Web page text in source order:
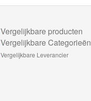
Vergelijkbare producten
Vergelijkbare Categorieën
Vergelijkbare Leverancier